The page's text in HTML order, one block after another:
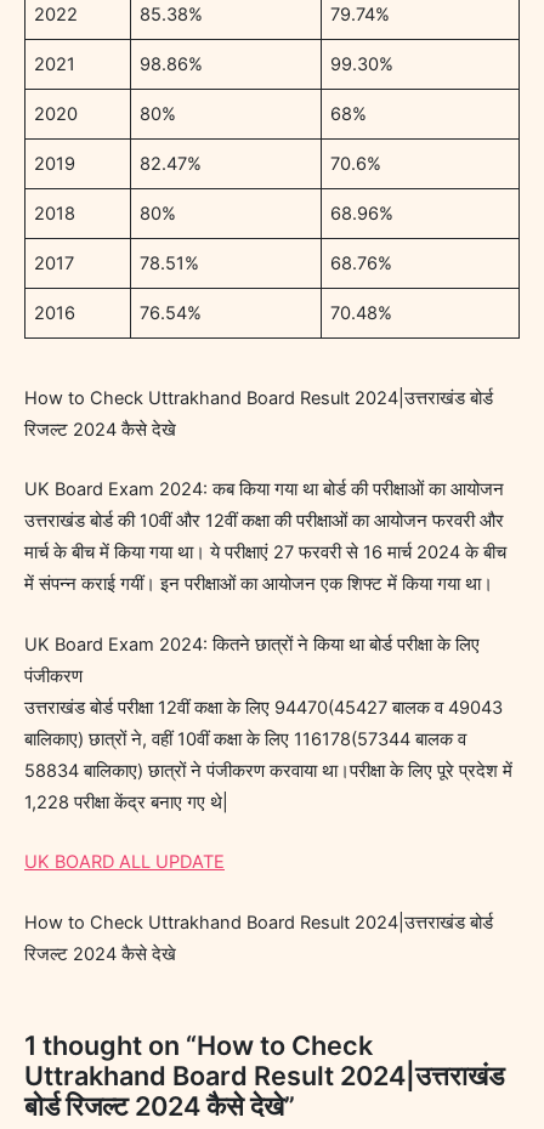
2022 85.38% 79.74%
2021 98.86% 99.30%
2020 80% 68%
2019 82.47% 70.6%
2018 80% 68.96%
2017 78.51% 68.76%
2016 76.54% 70.48%
How to Check Uttrakhand Board Result 2024|उत्तराखंड बोर्ड
रिजल्ट 2024 कैसे देखे
UK Board Exam 2024: कब किया गया था बोर्ड की परीक्षाओं का आयोजन
उत्तराखंड बोर्ड की 10वीं और 12वीं कक्षा की परीक्षाओं का आयोजन फरवरी और
मार्च के बीच में किया गया था। ये परीक्षाएं 27 फरवरी से 16 मार्च 2024 के बीच
में संपन्न कराई गयीं। इन परीक्षाओं का आयोजन एक शिफ्ट में किया गया था।
UK Board Exam 2024: कितने छात्रों ने किया था बोर्ड परीक्षा के लिए
पंजीकरण
उत्तराखंड बोर्ड परीक्षा 12वीं कक्षा के लिए 94470(45427 बालक व 49043
बालिकाए) छात्रों ने, वहीं 10वीं कक्षा के लिए 116178(57344 बालक व
58834 बालिकाए) छात्रों ने पंजीकरण करवाया था।परीक्षा के लिए पूरे प्रदेश में
1,228 परीक्षा केंद्र बनाए गए थे|
UK BOARD ALL UPDATE
How to Check Uttrakhand Board Result 2024|उत्तराखंड बोर्ड
रिजल्ट 2024 कैसे देखे
1 thought on “How to Check
Uttrakhand Board Result 2024|उत्तराखंड
बोर्ड रिजल्ट 2024 कैसे देखे”